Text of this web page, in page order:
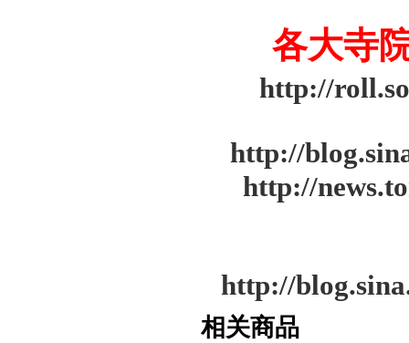
各大寺
http://
http://
http://
http://
相关商品